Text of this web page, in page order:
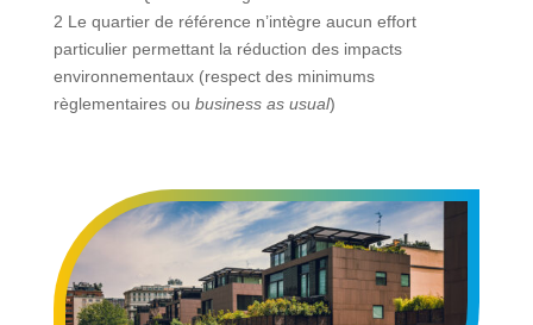
2 Le quartier de référence n’intègre aucun effort
particulier permettant la réduction des impacts
environnementaux (respect des minimums
règlementaires ou business as usual)